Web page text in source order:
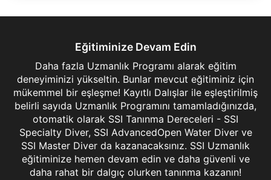
Eğitiminize Devam Edin
Daha fazla Uzmanlık Programı alarak eğitim
deneyiminizi yükseltin. Bunlar mevcut eğitiminiz için
mükemmel bir eşleşme! Kayıtlı Dalışlar ile eşleştirilmiş
belirli sayıda Uzmanlık Programını tamamladığınızda,
otomatik olarak SSI Tanınma Dereceleri - SSI
Specialty Diver, SSI AdvancedOpen Water Diver ve
SSI Master Diver da kazanacaksınız. SSI Uzmanlık
eğitiminize hemen devam edin ve daha güvenli ve
daha rahat bir dalgıç olurken tanınma kazanın!
Manta & Ray Ecology